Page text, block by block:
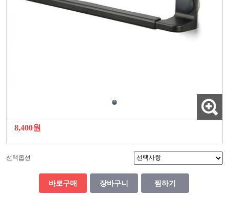
8,400원
선택옵션
바로구매 장바구니 찜하기